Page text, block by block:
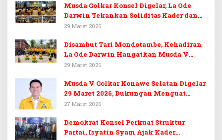
Musda Golkar Konsel Digelar, La Ode
Darwin Tekankan Soliditas Kader dan
Target 14 Kursi DPRD Konawe Selatan
29 Maret 2026
Disambut Tari Mondotambe, Kehadiran
La Ode Darwin Hangatkan Musda V
Golkar Konsel
29 Maret 2026
Musda V Golkar Konawe Selatan Digelar
29 Maret 2026, Dukungan Menguat
untuk Irham Kalenggo
27 Maret 2026
Demokrat Konsel Perkuat Struktur
Partai, Isyatin Syam Ajak Kader